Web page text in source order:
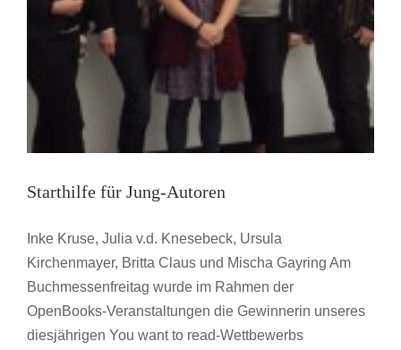
Starthilfe für Jung-Autoren
Inke Kruse, Julia v.d. Knesebeck, Ursula
Kirchenmayer, Britta Claus und Mischa Gayring Am
Buchmessenfreitag wurde im Rahmen der
OpenBooks-Veranstaltungen die Gewinnerin unseres
diesjährigen You want to read-Wettbewerbs